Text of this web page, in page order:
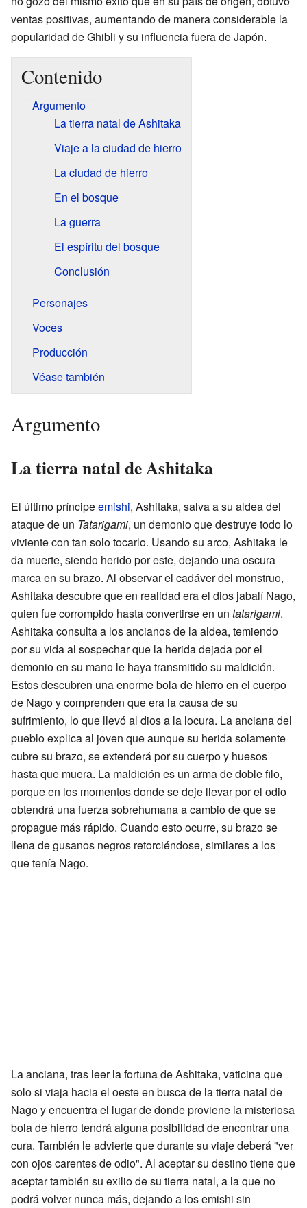
ventas positivas, aumentando de manera considerable la
popularidad de Ghibli y su influencia fuera de Japón.
Contenido
Argumento
La tierra natal de Ashitaka
Viaje a la ciudad de hierro
La ciudad de hierro
En el bosque
La guerra
El espíritu del bosque
Conclusión
Personajes
Voces
Producción
Véase también
Argumento
La tierra natal de Ashitaka
El último príncipeemishi, Ashitaka, salva a su aldea del
ataque de un Tatarigami, un demonio que destruye todo lo
viviente con tan solo tocarlo. Usando su arco, Ashitaka le
da muerte, siendo herido por este, dejando una oscura
marca en su brazo. Al observar el cadáver del monstruo,
Ashitaka descubre que en realidad era el dios jabalí Nago,
quien fue corrompido hasta convertirse en un tatarigami.
Ashitaka consulta a los ancianos de la aldea, temiendo
por su vida al sospechar que la herida dejada por el
demonio en su mano le haya transmitido su maldición.
Estos descubren una enorme bola de hierro en el cuerpo
de Nago y comprenden que era la causa de su
sufrimiento, lo que llevó al dios a la locura. La anciana del
pueblo explica al joven que aunque su herida solamente
cubre su brazo, se extenderá por su cuerpo y huesos
hasta que muera. La maldición es un arma de doble filo,
porque en los momentos donde se deje llevar por el odio
obtendrá una fuerza sobrehumana a cambio de que se
propague más rápido. Cuando esto ocurre, su brazo se
llena de gusanos negros retorciéndose, similares a los
que tenía Nago.
La anciana, tras leer la fortuna de Ashitaka, vaticina que
solo si viaja hacia el oeste en busca de la tierra natal de
Nago y encuentra el lugar de donde proviene la misteriosa
bola de hierro tendrá alguna posibilidad de encontrar una
cura. También le advierte que durante su viaje deberá "ver
con ojos carentes de odio". Al aceptar su destino tiene que
aceptar también su exilio de su tierra natal, a la que no
podrá volver nunca más, dejando a los emishi sin